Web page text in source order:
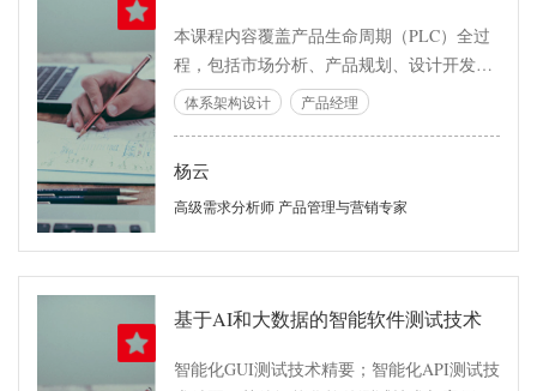
本课程内容覆盖产品生命周期（PLC）全过
程，包括市场分析、产品规划、设计开发、
验证确认、推广运营、生命周期管理……
等。课程全程采用Workshop工作坊组织实施
为若干小组，每个小组使用一个产品场景顺
序完成12个实战演练，内容涵盖产品的市场
团队的沟通与协作、产品的验证、产品的推
大阶段的13个主题
体系架构设计 产品经理
杨云
高级需求分析师 产品管理与营销专家
基于AI和大数据的智能软件测试技术
智能化GUI测试技术精要；智能化API测试技